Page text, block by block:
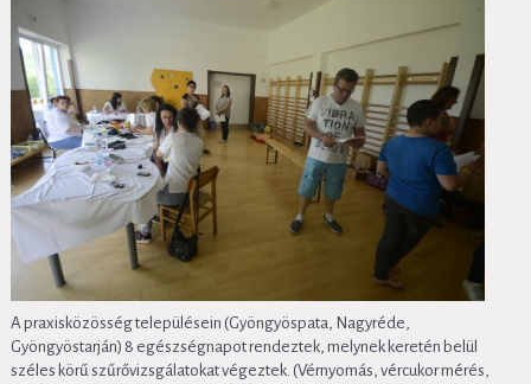
A praxisközösség településein (Gyöngyöspata, Nagyréde,
Gyöngyöstarján) 8 egészségnapot rendeztek, melynek keretén belül
széles körű szűrővizsgálatokat végeztek. (Vérnyomás, vércukor mérés,